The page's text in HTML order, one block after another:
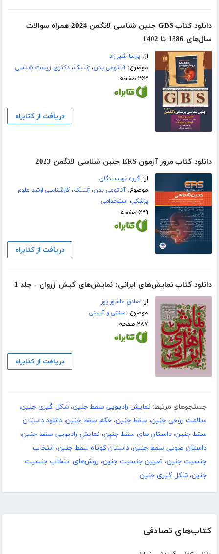
کتاب‌های تصادفی
دانلود کتاب GBS جنین شناسی لانگمن 2024 همراه سوالات
سال‌های 1386 تا 1402
از:پارسا شیرزاد
موضوع:آناتومی بدن،ژنتیک،دکتری زیست شناسی
۲۶۳ صفحه
دریافت از کتابراه
دانلود کتاب مرور آزمون ERS جنین شناسی لانگمن 2023
از:گروه نویسندگان
موضوع:آناتومی بدن،ژنتیک،کارشناسی ارشد علوم
پزشکی، استخدامی
۶۳۹ صفحه
دریافت از کتابراه
دانلود کتاب نمایش‌های ایرانی: نمایش‌های کیش زروان - جلد 1
از:صادق عاشور پور
موضوع:سنتی و آیینی
۲۸۷ صفحه
دریافت از کتابراه
جستجوهای مرتبط: نمایش رادیویی سقط جنین، شکل گیری جنین،
سلامت روحی جنین، سقط جنین، حکم سقط جنین، دانلود داستان
سقط جنین، داستان های سقط جنین، نمایش رادیویی سقط جنین،
داستان صوتی سقط جنین، داستان کوتاه سقط جنین، انتخاب
جنسیت جنین، تعیین جنسیت جنین، روش‌های انتخاب جنسیت
جنین، شکل گیری جنین